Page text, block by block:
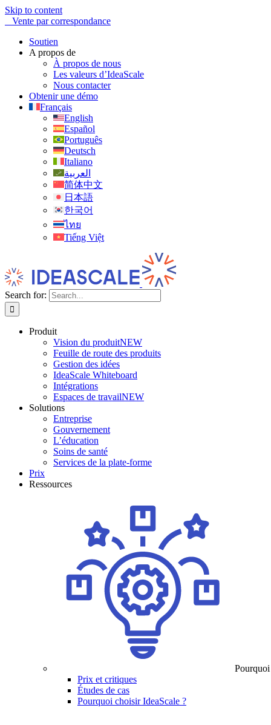
Skip to content
Vente par correspondance
Soutien
A propos de
À propos de nous
Les valeurs d’IdeaScale
Nous contacter
Obtenir une démo
Français
English
Español
Português
Deutsch
Italiano
العربية
简体中文
日本語
한국어
ไทย
Tiếng Việt
Search for:
Produit
Vision du produitNEW
Feuille de route des produits
Gestion des idées
IdeaScale Whiteboard
Intégrations
Espaces de travailNEW
Solutions
Entreprise
Gouvernement
L’éducation
Soins de santé
Services de la plate-forme
Prix
Ressources
Pourquoi
Prix et critiques
Études de cas
Pourquoi choisir IdeaScale ?